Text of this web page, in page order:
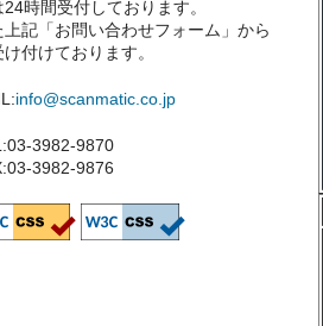
24時間受付しております。
上記「お問い合わせフォーム」から
け付けております。
info@scanmatic.co.jp
3982-9870
3982-9876